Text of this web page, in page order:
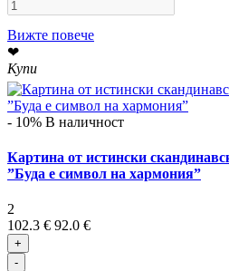
Вижте повече
❤
Купи
- 10% В наличност
Картина от истински
”Буда е символ на хармония”
2
102.3 € 92.0 €
+
-